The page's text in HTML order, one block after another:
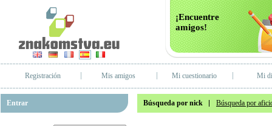
¡Encuentre
amigos!
Registración Mis amigos Mi cuestionario Mi
Entrar Búsqueda por nick Búsqueda por